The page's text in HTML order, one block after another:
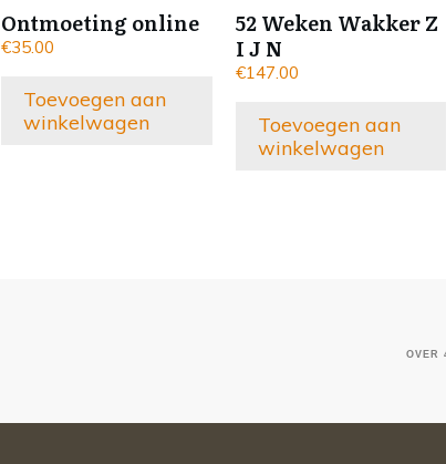
Ontmoeting online
€35.00
Toevoegen aan
winkelwagen
52 Weken Wakker Z
I J N
€147.00
Toevoegen aan
winkelwagen
OVER